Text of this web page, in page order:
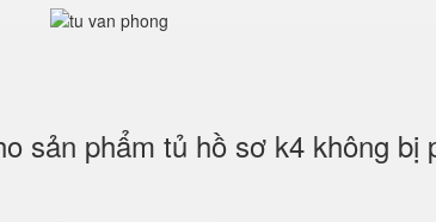
phẩm tủ hồ sơ k4 không bị